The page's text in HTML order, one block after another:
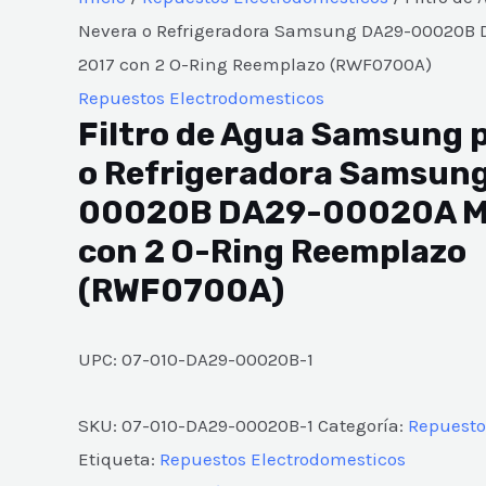
Nevera o Refrigeradora Samsung DA29-00020B
2017 con 2 O-Ring Reemplazo (RWF0700A)
Repuestos Electrodomesticos
Filtro de Agua Samsung
o Refrigeradora
00020B DA29-00020A
con 2 O-Ring Reemplazo
(RWF0700A)
UPC: 07-010-DA29-00020B-1
SKU: 07-010-DA29-00020B-1 Categoría:
Etiqueta: Repuestos Electrodomesticos